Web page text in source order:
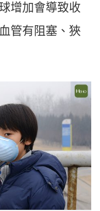
增加會導致收
管有阻塞、狹